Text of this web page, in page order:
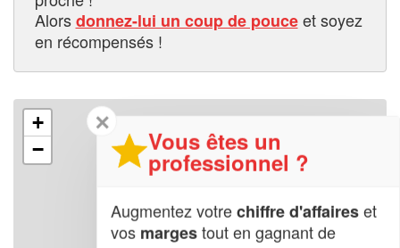
Alorsdonnez-lui un coup de pouceet soyez
en récompensés !
+
−
✕
Vous êtes un
professionnel ?
Augmentez votrechiffre d'affaireset
vos margestout en gagnant de